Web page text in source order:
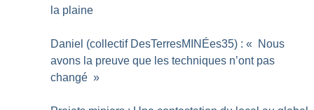
la plaine
Daniel (collectif DesTerresMINÉes35) : «
Nous
avons la preuve que les techniques n’ont pas
changé »